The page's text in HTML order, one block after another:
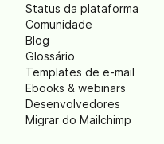
Status da plataforma
Comunidade
Blog
Glossário
Templates de e-mail
Ebooks & webinars
Desenvolvedores
Migrar do Mailchimp